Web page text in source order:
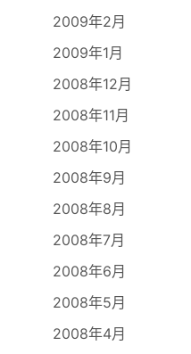
2009年2月
2009年1月
2008年12月
2008年11月
2008年10月
2008年9月
2008年8月
2008年7月
2008年6月
2008年5月
2008年4月